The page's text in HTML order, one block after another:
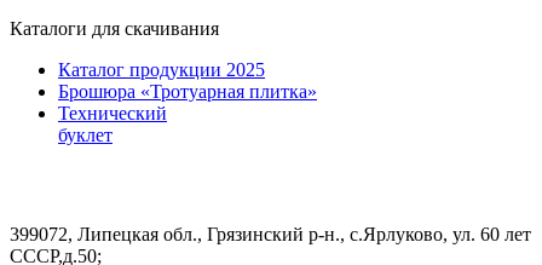
Каталоги для скачивания
Каталог продукции 2025
Брошюра «Тротуарная плитка»
Технический
буклет
399072, Липецкая обл., Грязинский р-н., с.Ярлуково, ул. 60 лет
СССР,д.50;